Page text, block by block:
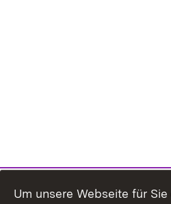
Um unsere Webseite für